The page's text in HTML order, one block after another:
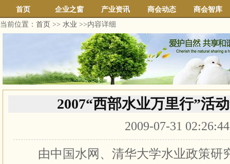
首页 企业之窗 产业资讯 商会动态
商会智库
当前位置： 首页 >> 水业 >>内容详细
2007“西部水业万里行”活
2009-07-31
由中国水网、清华大学水业政策研